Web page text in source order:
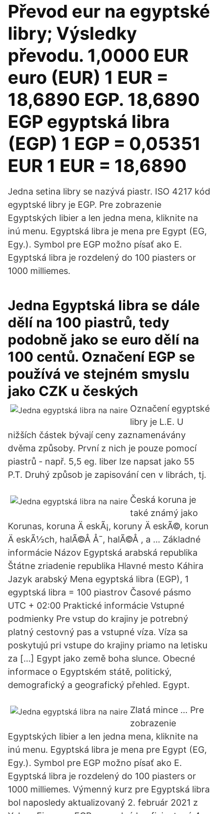
Převod eur na egyptské
libry; Výsledky
převodu. 1,0000 EUR
euro (EUR) 1 EUR =
18,6890 EGP. 18,6890
EGP egyptská libra
(EGP) 1 EGP = 0,05351
EUR 1 EUR = 18,6890
Jedna setina libry se nazývá piastr. ISO 4217 kód
egyptské libry je EGP. Pre zobrazenie
Egyptských libier a len jedna mena, kliknite na
inú menu. Egyptská libra je mena pre Egypt (EG,
Egy.). Symbol pre EGP možno písať ako E.
Egyptská libra je rozdelený do 100 piasters or
1000 milliemes.
Jedna Egyptská libra se dále
dělí na 100 piastrů, tedy
podobně jako se euro dělí na
100 centů. Označení EGP se
používá ve stejném smyslu
jako CZK u českých
Označení egyptské
libry je L.E. U
nižších částek bývají ceny zaznamenávány
dvěma způsoby. První z nich je pouze pomocí
piastrů - např. 5,5 eg. liber lze napsat jako 55
P.T. Druhý způsob je zapisování cen v librách, tj.
Česká koruna je
také známý jako
Korunas, koruna Ä eskÃ¡, koruny Ä eskÃ©, korun
Ä eskÃ½ch, halÃ©Å Å¯, halÃ©Å , a … Základné
informácie Názov Egyptská arabská republika
Štátne zriadenie republika Hlavné mesto Káhira
Jazyk arabský Mena egyptská libra (EGP), 1
egyptská libra = 100 piastrov Časové pásmo
UTC + 02:00 Praktické informácie Vstupné
podmienky Pre vstup do krajiny je potrebný
platný cestovný pas a vstupné víza. Víza sa
poskytujú pri vstupe do krajiny priamo na letisku
za […] Egypt jako země boha slunce. Obecné
informace o Egyptském státě, politický,
demografický a geografický přehled. Egypt.
Zlatá mince … Pre
zobrazenie
Egyptských libier a len jedna mena, kliknite na
inú menu. Egyptská libra je mena pre Egypt (EG,
Egy.). Symbol pre EGP možno písať ako E.
Egyptská libra je rozdelený do 100 piasters or
1000 milliemes. Výmenný kurz pre Egyptská libra
bol naposledy aktualizovaný 2. február 2021 z